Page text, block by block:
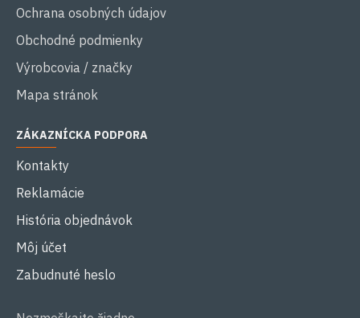
Ochrana osobných údajov
Obchodné podmienky
Výrobcovia / značky
Mapa stránok
ZÁKAZNÍCKA PODPORA
Kontakty
Reklamácie
História objednávok
Môj účet
Zabudnuté heslo